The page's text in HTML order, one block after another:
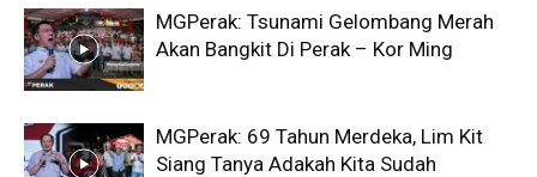
MGPerak: Tsunami Gelombang Merah
Akan Bangkit Di Perak – Kor Ming
MGPerak: 69 Tahun Merdeka, Lim Kit
Siang Tanya Adakah Kita Sudah